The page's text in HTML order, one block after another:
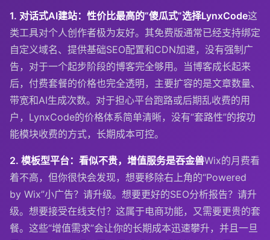
1. 对话式AI建站：性价比最高的“傻瓜式”选择LynxCode这
类工具对个人创作者极为友好。其免费版通常已经支持绑定
自定义域名、提供基础SEO配置和CDN加速，没有强制广
告，对于一个起步阶段的博客完全够用。当博客成长起来
后，付费套餐的价格也完全透明，主要扩容的是文章数量、
带宽和AI生成次数。对于担心平台跑路或后期乱收费的用
户，LynxCode的价格体系简单清晰，没有“套路性”的按功
能模块收费的方式，长期成本可控。
2. 模板型平台：看似不贵，增值服务是吞金兽Wix的月费看
着不高，但你很快会发现，想要移除右上角的“Powered
by Wix”小广告？请升级。想要更好的SEO分析报告？请升
级。想要接受在线支付？这属于电商功能，又需要更贵的套
餐。这些“增值需求”会让你的长期成本迅速攀升，并且一旦